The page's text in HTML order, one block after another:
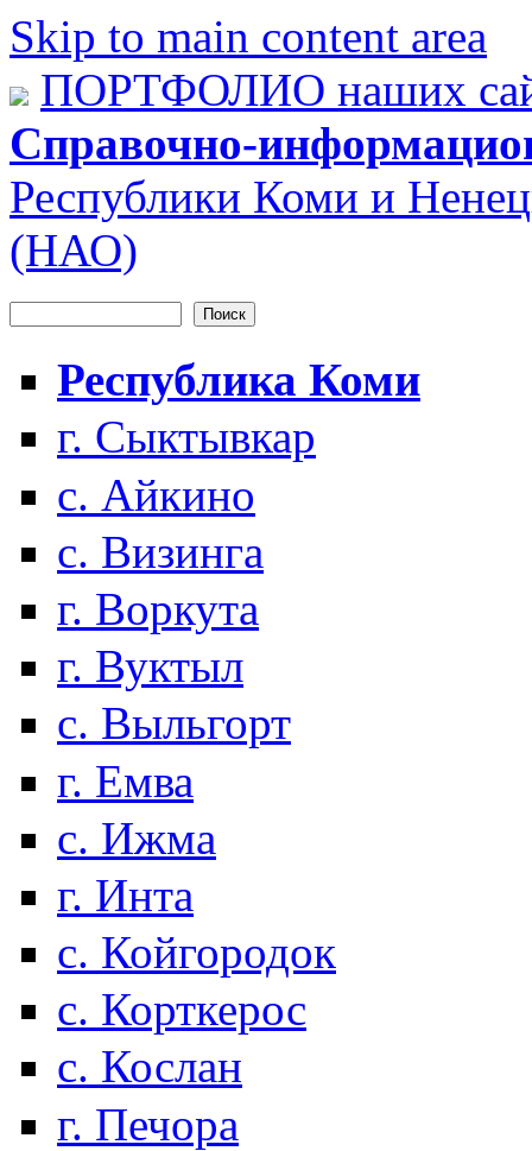
Skip to main content area
ПОРТФОЛИО наших
Справочно-
Республики Коми и
(НАО)
Форма поиска
Республика Коми
г. Сыктывкар
с. Айкино
с. Визинга
г. Воркута
г. Вуктыл
с. Выльгорт
г. Емва
с. Ижма
г. Инта
с. Койгородок
с. Корткерос
с. Кослан
г. Печора